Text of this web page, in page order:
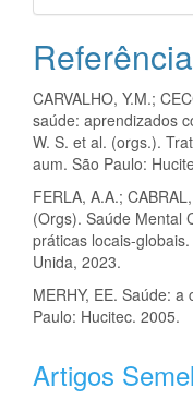
CARVALHO, Y.M.;
saúde: aprendizados
W. S. et al. (orgs.).
aum. São Paulo:
FERLA, A.A.;
(Orgs). Saúde Mental
práticas locais-
Unida, 2023.
MERHY, EE. Saúde:
Paulo: Hucitec. 2005.
Artigos